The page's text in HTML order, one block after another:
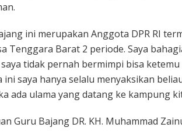
ini merupakan Anggota DPR RI
Tenggara Barat 2 periode. Saya
tidak pernah bermimpi bisa
ini saya hanya selalu menyaksikan
ada ulama yang datang ke kampung
Guru Bajang DR. KH. Muhammad